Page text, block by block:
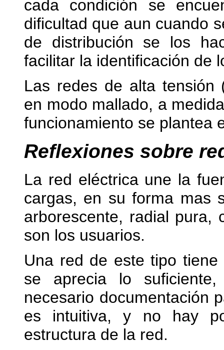
cada condición se
dificultad que aun cuando
de distribución se los
facilitar la identificación de
Las redes de alta tensión
en modo mallado, a
funcionamiento se plantea
Reflexiones sobre
La red eléctrica une la
cargas, en su forma mas
arborescente, radial pura,
son los usuarios.
Una red de este tipo
se aprecia lo
necesario documentación
es intuitiva, y no hay
estructura de la red.